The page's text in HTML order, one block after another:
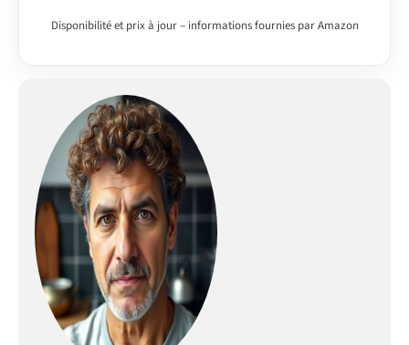
modulables et peuvent
d’installation ainsi que
plans de travail
personnalisables selon
la configuration.
SYSTÈME NEXUS SILENT
& CONFORT – Les tiroirs
métalliques modernes
de la gamme Nexus en
finition graphite, dotés
de la technologie Soft-
Disponibilité et prix à jour – informations fournies par Amazon